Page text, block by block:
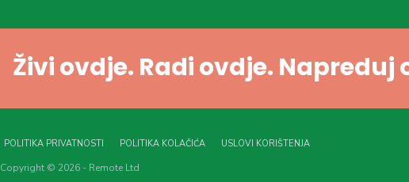
Živi ovdje. Radi ovdje. Napreduj
POLITIKA PRIVATNOSTI POLITIKA KOLAČIĆA USLOVI KORIŠTENJA
Copyright © 2026 - Remote Ltd